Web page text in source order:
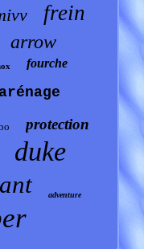
frein
arrow
fourche
protection
duke
adventure